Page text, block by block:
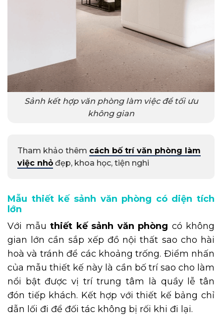
Sảnh kết hợp văn phòng làm việc để tối ưu
không gian
Tham khảo thêm cách bố trí văn phòng làm
việc nhỏ đẹp, khoa học, tiện nghi
Mẫu thiết kế sảnh văn phòng có diện tích
lớn
Với mẫu thiết kế sảnh văn phòng có không
gian lớn cần sắp xếp đồ nội thất sao cho hài
hoà và tránh để các khoảng trống. Điểm nhấn
của mẫu thiết kế này là cần bố trí sao cho làm
nổi bật được vị trí trung tâm là quầy lễ tân
đón tiếp khách. Kết hợp với thiết kế bảng chỉ
dẫn lối đi để đối tác không bị rối khi đi lại.